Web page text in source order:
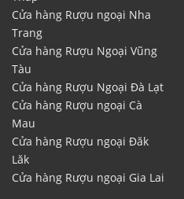
Cửa hàng Rượu ngoại Nha
Trang
Cửa hàng Rượu Ngoại Vũng
Tàu
Cửa hàng Rượu Ngoại Đà Lạt
Cửa hàng Rượu ngoại Cà
Mau
Cửa hàng Rượu ngoại Đăk
Lăk
Cửa hàng Rượu ngoại Gia Lai